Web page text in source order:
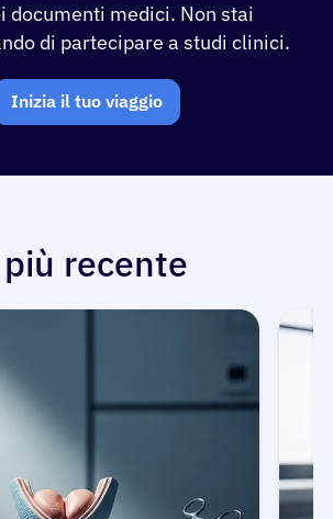
documenti medici. Non stai
di partecipare a studi clinici.
Inizia il tuo viaggio
recente